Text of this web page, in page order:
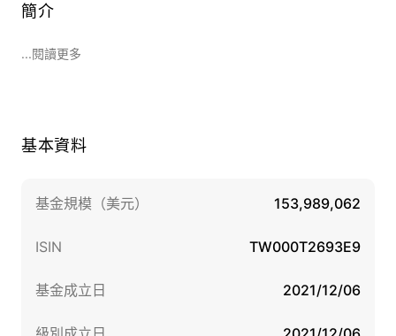
簡介
...閱讀更多
基本資料
基金規模（美元） 153,989,062
ISIN TW000T2693E9
基金成立日 2021/12/06